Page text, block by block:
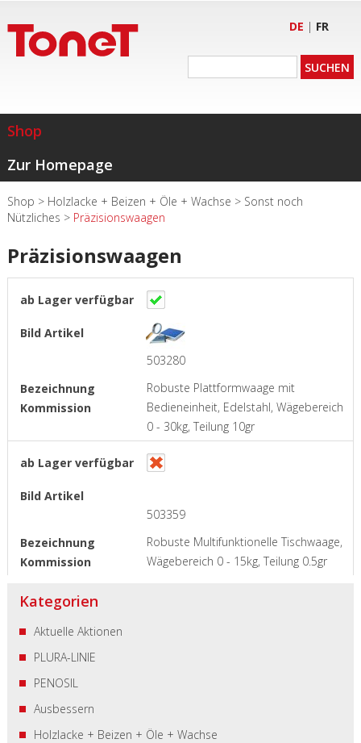
DE | FR
Shop
Zur Homepage
Shop > Holzlacke + Beizen + Öle + Wachse > Sonst noch
Nützliches > Präzisionswaagen
Präzisionswaagen
503280
Robuste Plattformwaage mit
Bedieneinheit, Edelstahl, Wägebereich
0 - 30kg, Teilung 10gr
503359
Robuste Multifunktionelle Tischwaage,
Wägebereich 0 - 15kg, Teilung 0.5gr
Kategorien
Aktuelle Aktionen
PLURA-LINIE
PENOSIL
Ausbessern
Holzlacke + Beizen + Öle + Wachse